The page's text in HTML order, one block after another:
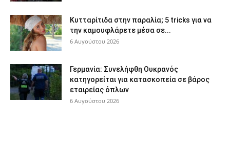
Κυτταρίτιδα στην παραλία; 5 tricks για να
την καμουφλάρετε μέσα σε...
6 Αυγούστου 2026
Γερμανία: Συνελήφθη Ουκρανός
κατηγορείται για κατασκοπεία σε βάρος
εταιρείας όπλων
6 Αυγούστου 2026